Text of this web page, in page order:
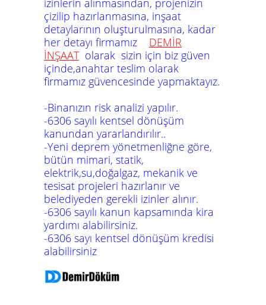
izinlerin alınmasından, projenizin
çizilip hazırlanmasına, inşaat
detaylarının oluşturulmasına, kadar
her detayı firmamız DEMİR
İNŞAAT olarak sizin için biz güven
içinde,anahtar teslim olarak
firmamız güvencesinde yapmaktayız.
-Binanızın risk analizi yapılır.
-6306 sayılı kentsel dönüşüm
kanundan yararlandırılır..
-Yeni deprem yönetmenliğne göre,
bütün mimari, statik,
elektrik,su,doğalgaz, mekanik ve
tesisat projeleri hazırlanır ve
belediyeden gerekli izinler alınır.
-6306 sayılı kanun kapsamında kira
yardımı alabilirsiniz.
-6306 sayı kentsel dönüşüm kredisi
alabilirsiniz